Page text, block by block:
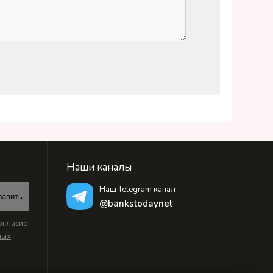
Наши каналы
Наш Telegram канал
@bankstodaynet